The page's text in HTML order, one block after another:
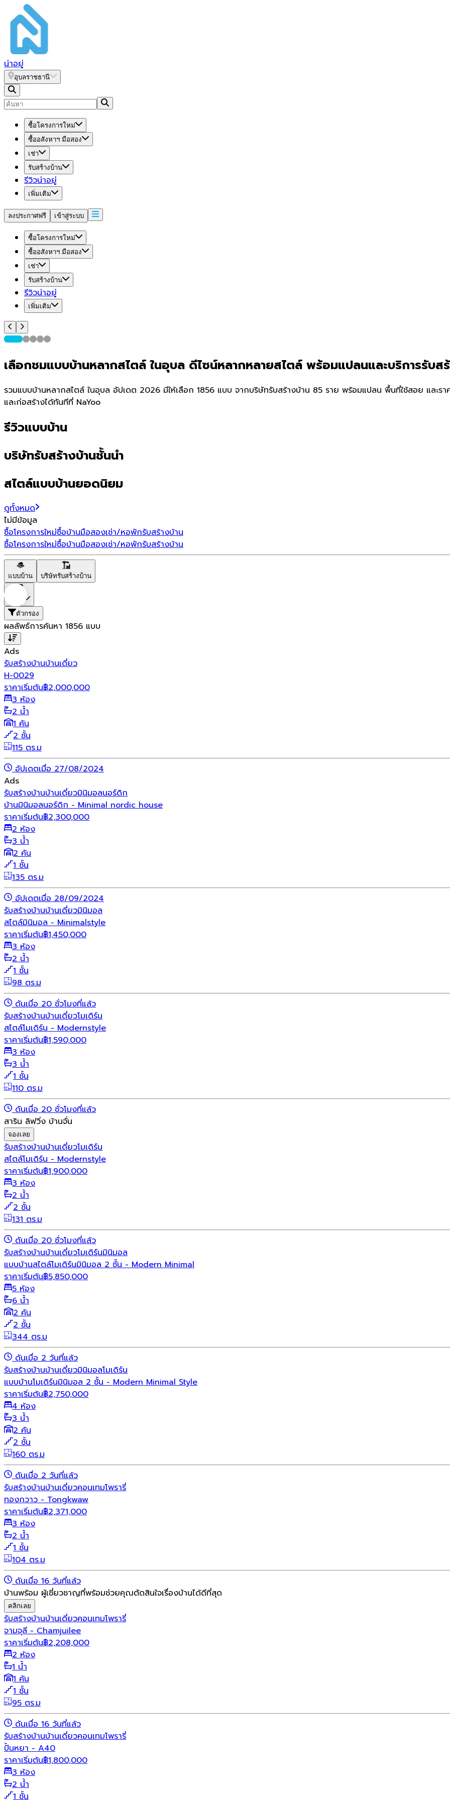
น่าอยู่
อุบลราชธานี
ซื้อโครงการใหม่
ซื้ออสังหาฯ มือสอง
เช่า
รับสร้างบ้าน
รีวิวน่าอยู่
เพิ่มเติม
ลงประกาศฟรี เข้าสู่ระบบ
ซื้อโครงการใหม่
ซื้ออสังหาฯ มือสอง
เช่า
รับสร้างบ้าน
รีวิวน่าอยู่
เพิ่มเติม
เลือกชมแบบบ้านหลากสไตล์ ในอุบล ดีไซน์หลากหลายสไตล์ พร้อมแปลนและบริการรับส
รวมแบบบ้านหลากสไตล์ ในอุบล อัปเดต 2026 มีให้เลือก 1856 แบบ จากบริษัทรับสร้างบ้าน 85 ราย พร้อมแปลน พื้นที่ใช้สอย และร
และก่อสร้างได้ทันทีที่ NaYoo
รีวิวแบบบ้าน
บริษัทรับสร้างบ้านชั้นนำ
สไตล์แบบบ้านยอดนิยม
ดูทั้งหมด
ไม่มีข้อมูล
ซื้อโครงการใหม่ซื้อบ้านมือสองเช่า/หอพักรับสร้างบ้าน
ซื้อโครงการใหม่ซื้อบ้านมือสองเช่า/หอพักรับสร้างบ้าน
แบบบ้าน บริษัทรับสร้างบ้าน
ตัวกรอง
ผลลัพธ์การค้นหา 1856 แบบ
Ads
รับสร้างบ้านบ้านเดี่ยว
H-0029
ราคาเริ่มต้น฿2,000,000
3 ห้อง
2 น้ำ
1 คัน
2 ชั้น
115 ตร.ม
อัปเดตเมื่อ 27/08/2024
Ads
รับสร้างบ้านบ้านเดี่ยวมินิมอลนอร์ดิก
บ้านมินิมอลนอร์ดิก - Minimal nordic house
ราคาเริ่มต้น฿2,300,000
2 ห้อง
3 น้ำ
2 คัน
1 ชั้น
135 ตร.ม
อัปเดตเมื่อ 28/09/2024
รับสร้างบ้านบ้านเดี่ยวมินิมอล
สไตล์มินิมอล - Minimalstyle
ราคาเริ่มต้น฿1,450,000
3 ห้อง
2 น้ำ
1 ชั้น
98 ตร.ม
ดันเมื่อ 20 ชั่วโมงที่แล้ว
รับสร้างบ้านบ้านเดี่ยวโมเดิร์น
สไตล์โมเดิร์น - Modernstyle
ราคาเริ่มต้น฿1,590,000
3 ห้อง
3 น้ำ
1 ชั้น
110 ตร.ม
ดันเมื่อ 20 ชั่วโมงที่แล้ว
สาริน ลิฟวิ่ง บ้านจั่น
จองเลย
รับสร้างบ้านบ้านเดี่ยวโมเดิร์น
สไตล์โมเดิร์น - Modernstyle
ราคาเริ่มต้น฿1,900,000
3 ห้อง
2 น้ำ
2 ชั้น
131 ตร.ม
ดันเมื่อ 20 ชั่วโมงที่แล้ว
รับสร้างบ้านบ้านเดี่ยวโมเดิร์นมินิมอล
แบบบ้านสไตล์โมเดิร์นมินิมอล 2 ชั้น - Modern Minimal
ราคาเริ่มต้น฿5,850,000
5 ห้อง
6 น้ำ
2 คัน
2 ชั้น
344 ตร.ม
ดันเมื่อ 2 วันที่แล้ว
รับสร้างบ้านบ้านเดี่ยวมินิมอลโมเดิร์น
แบบบ้านโมเดิร์นมินิมอล 2 ชั้น - Modern Minimal Style
ราคาเริ่มต้น฿2,750,000
4 ห้อง
3 น้ำ
2 คัน
2 ชั้น
160 ตร.ม
ดันเมื่อ 2 วันที่แล้ว
รับสร้างบ้านบ้านเดี่ยวคอนเทมโพรารี่
ทองกวาว - Tongkwaw
ราคาเริ่มต้น฿2,371,000
3 ห้อง
2 น้ำ
1 ชั้น
104 ตร.ม
ดันเมื่อ 16 วันที่แล้ว
บ้านพร้อม ผู้เชี่ยวชาญที่พร้อมช่วยคุณตัดสินใจเรื่องบ้านได้ดีที่สุด
คลิกเลย
รับสร้างบ้านบ้านเดี่ยวคอนเทมโพรารี่
จามจุลี - Chamjuilee
ราคาเริ่มต้น฿2,208,000
2 ห้อง
1 น้ำ
1 คัน
1 ชั้น
95 ตร.ม
ดันเมื่อ 16 วันที่แล้ว
รับสร้างบ้านบ้านเดี่ยวคอนเทมโพรารี่
ปั้นหยา - A40
ราคาเริ่มต้น฿1,800,000
3 ห้อง
2 น้ำ
1 ชั้น